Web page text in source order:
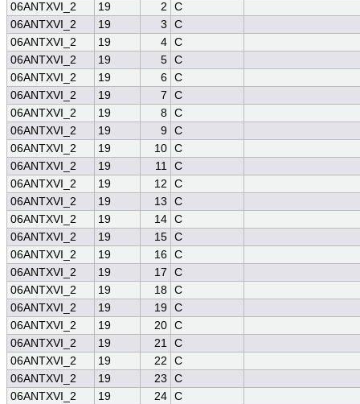
06ANTXVI_2
19 2
C
06ANTXVI_2
19 3
C
06ANTXVI_2
19 4 C
06ANTXVI_2
19 5 C
06ANTXVI_2
19 6 C
06ANTXVI_2
19 7
C
06ANTXVI_2
19 8 C
06ANTXVI_2
19 9 C
06ANTXVI_2
19 10 C
06ANTXVI_2
19 11 C
06ANTXVI_2
19 12
C
06ANTXVI_2
19 13
C
06ANTXVI_2
19 14 C
06ANTXVI_2
19 15 C
06ANTXVI_2
19 16 C
06ANTXVI_2
19 17
C
06ANTXVI_2
19 18 C
06ANTXVI_2
19 19 C
06ANTXVI_2
19 20 C
06ANTXVI_2
19 21 C
06ANTXVI_2
19 22
C
06ANTXVI_2
19 23
C
06ANTXVI_2
19 24 C